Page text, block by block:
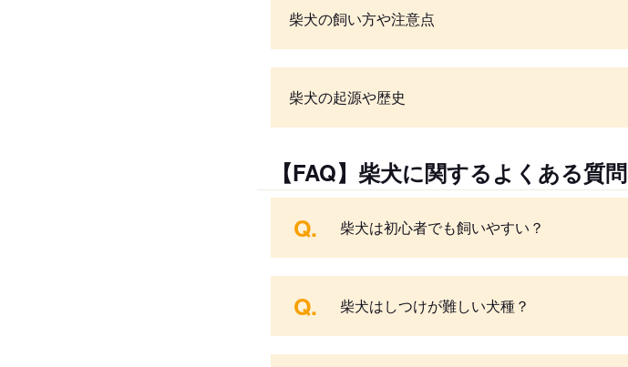
柴犬の飼い方や注意点
柴犬の起源や歴史
【FAQ】柴犬に関するよくある質問
Q. 柴犬は初心者でも飼いやすい？
Q. 柴犬はしつけが難しい犬種？